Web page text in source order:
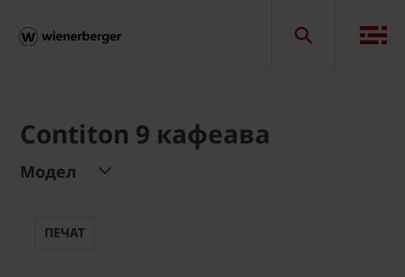
Contiton 9 кафеава
Модел
ПЕЧАТ